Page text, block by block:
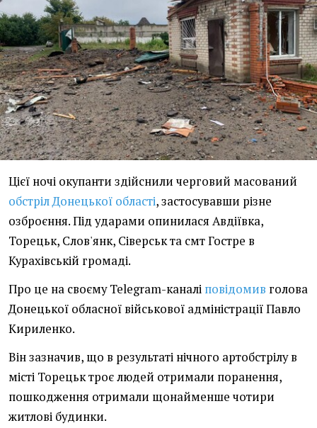
Цієї ночі окупанти здійснили черговий масований
обстріл Донецької області, застосувавши різне
озброєння. Під ударами опинилася Авдіївка,
Торецьк, Слов'янк, Сіверськ та смт Гостре в
Курахівській громаді.
Про це на своєму Telegram-каналі повідомив голова
Донецької обласної військової адміністрації Павло
Кириленко.
Він зазначив, що в результаті нічного артобстрілу в
місті Торецьк троє людей отримали поранення,
пошкодження отримали щонайменше чотири
житлові будинки.